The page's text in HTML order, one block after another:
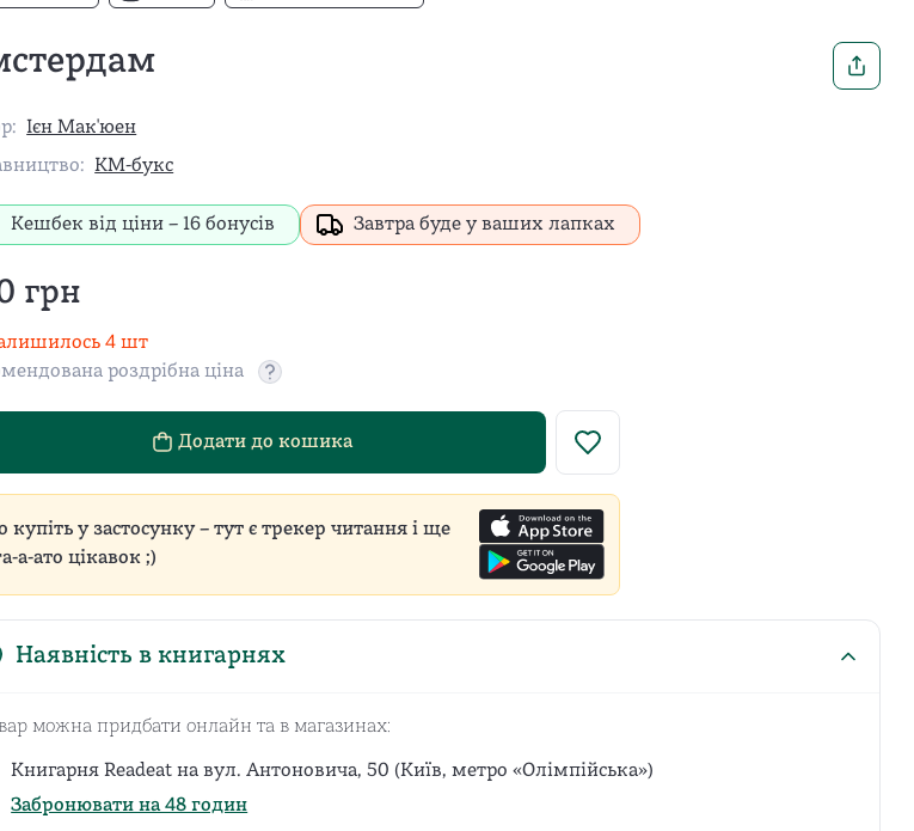
Ієн Мак'юен
КМ-букс
Кешбек від ціни – 16 бонусів Завтра буде у ваших лапках
грн
4 шт
роздрібна ціна
Додати до кошика
купіть у застосунку – тут є трекер читання і ще
а-ато цікавок ;)
Наявність в книгарнях
можна придбати онлайн та в магазинах:
Книгарня Readeat на вул. Антоновича, 50 (Київ, метро «Олімпійська»)
Забронювати на 48 годин